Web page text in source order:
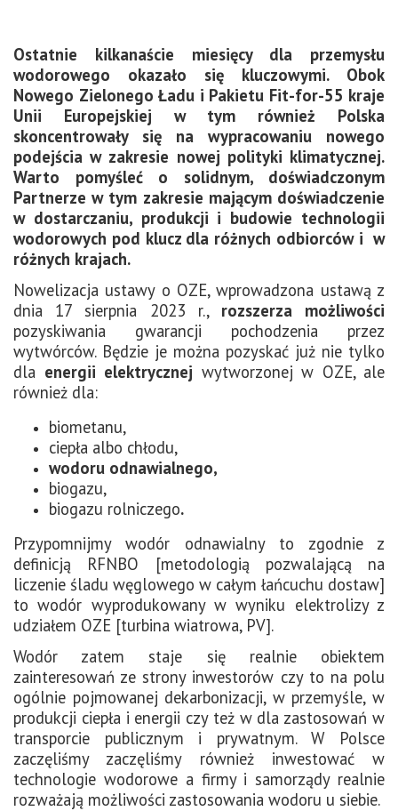
Ostatnie kilkanaście miesięcy dla przemysłu
wodorowego okazało się kluczowymi. Obok
Nowego Zielonego Ładu i Pakietu Fit-for-55 kraje
Unii Europejskiej w tym również Polska
skoncentrowały się na wypracowaniu nowego
podejścia w zakresie nowej polityki klimatycznej.
Warto pomyśleć o solidnym, doświadczonym
Partnerze w tym zakresie mającym doświadczenie
w dostarczaniu, produkcji i budowie technologii
wodorowych pod klucz dla różnych odbiorców i w
różnych krajach.
Nowelizacja ustawy o OZE, wprowadzona ustawą z
dnia 17 sierpnia 2023 r., rozszerza możliwości
pozyskiwania gwarancji pochodzenia przez
wytwórców. Będzie je można pozyskać już nie tylko
dla energii elektrycznej wytworzonej w OZE, ale
również dla:
biometanu,
ciepła albo chłodu,
wodoru odnawialnego,
biogazu,
biogazu rolniczego.
Przypomnijmy wodór odnawialny to zgodnie z
definicją RFNBO [metodologią pozwalającą na
liczenie śladu węglowego w całym łańcuchu dostaw]
to wodór wyprodukowany w wyniku elektrolizy z
udziałem OZE [turbina wiatrowa, PV].
Wodór zatem staje się realnie obiektem
zainteresowań ze strony inwestorów czy to na polu
ogólnie pojmowanej dekarbonizacji, w przemyśle, w
produkcji ciepła i energii czy też w dla zastosowań w
transporcie publicznym i prywatnym. W Polsce
zaczęliśmy zaczęliśmy również inwestować w
technologie wodorowe a firmy i samorządy realnie
rozważają możliwości zastosowania wodoru u siebie.